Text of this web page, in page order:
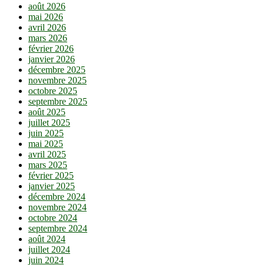
août 2026
mai 2026
avril 2026
mars 2026
février 2026
janvier 2026
décembre 2025
novembre 2025
octobre 2025
septembre 2025
août 2025
juillet 2025
juin 2025
mai 2025
avril 2025
mars 2025
février 2025
janvier 2025
décembre 2024
novembre 2024
octobre 2024
septembre 2024
août 2024
juillet 2024
juin 2024